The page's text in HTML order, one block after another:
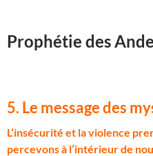
Prophétie des
5. Le message des
L‘insécurité et la violence
percevons à l’intérieur de